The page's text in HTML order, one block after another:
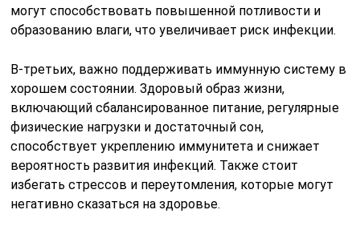
могут способствовать повышенной потливости и
образованию влаги, что увеличивает риск инфекции.
В-третьих, важно поддерживать иммунную систему в
хорошем состоянии. Здоровый образ жизни,
включающий сбалансированное питание, регулярные
физические нагрузки и достаточный сон,
способствует укреплению иммунитета и снижает
вероятность развития инфекций. Также стоит
избегать стрессов и переутомления, которые могут
негативно сказаться на здоровье.